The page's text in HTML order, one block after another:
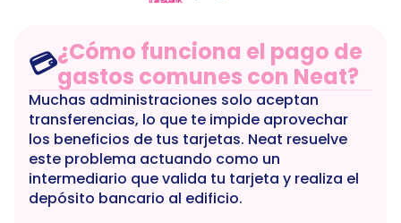
💳¿Cómo funciona el pago de
gastos comunes con Neat?
Muchas administraciones solo aceptan
transferencias, lo que te impide aprovechar
los beneficios de tus tarjetas. Neat resuelve
este problema actuando como un
intermediario que valida tu tarjeta y realiza el
depósito bancario al edificio.